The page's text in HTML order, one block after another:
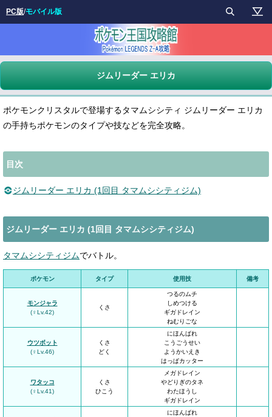
ジムリーダー エリカ
ポケモンクリスタルで登場するタマムシシティ ジムリーダー エリカ
の手持ちポケモンのタイプや技などを完全攻略。
目次
ジムリーダー エリカ (1回目 タマムシシティジム)
ジムリーダー エリカ (1回目 タマムシシティジム)
タマムシシティジムでバトル。
ポケモン タイプ 使用技 備考
モンジャラ
(♀Lv.42)
くさ
つるのムチ
しめつける
ギガドレイン
ねむりごな
ウツボット
(♀Lv.46)
くさ
どく
にほんばれ
こうごうせい
ようかいえき
はっぱカッター
ワタッコ
(♀Lv.41)
くさ
ひこう
メガドレイン
やどりぎのタネ
わたほうし
ギガドレイン
にほんばれ
PC版/モバイル版